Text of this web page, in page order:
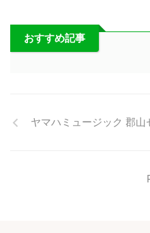
おすすめ記事
ヤマハミュージック 郡山